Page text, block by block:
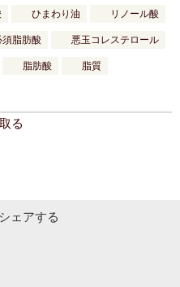
ひまわり油 リノール酸
須脂肪酸 悪玉コレステロール
脂肪酸 脂質
る
ェアする